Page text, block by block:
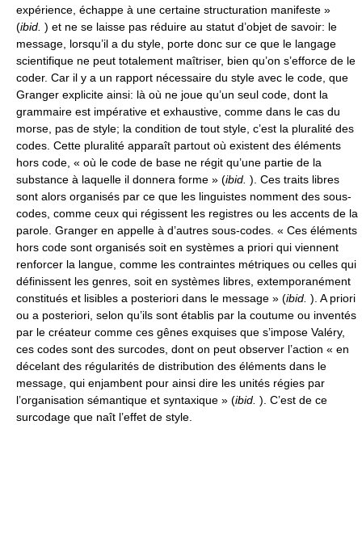
expérience, échappe à une certaine structuration manifeste »
(ibid. ) et ne se laisse pas réduire au statut d’objet de savoir: le
message, lorsqu’il a du style, porte donc sur ce que le langage
scientifique ne peut totalement maîtriser, bien qu’on s’efforce de le
coder. Car il y a un rapport nécessaire du style avec le code, que
Granger explicite ainsi: là où ne joue qu’un seul code, dont la
grammaire est impérative et exhaustive, comme dans le cas du
morse, pas de style; la condition de tout style, c’est la pluralité des
codes. Cette pluralité apparaît partout où existent des éléments
hors code, « où le code de base ne régit qu’une partie de la
substance à laquelle il donnera forme » (ibid. ). Ces traits libres
sont alors organisés par ce que les linguistes nomment des sous-
codes, comme ceux qui régissent les registres ou les accents de la
parole. Granger en appelle à d’autres sous-codes. « Ces éléments
hors code sont organisés soit en systèmes a priori qui viennent
renforcer la langue, comme les contraintes métriques ou celles qui
définissent les genres, soit en systèmes libres, extemporanément
constitués et lisibles a posteriori dans le message » (ibid. ). A priori
ou a posteriori, selon qu’ils sont établis par la coutume ou inventés
par le créateur comme ces gênes exquises que s’impose Valéry,
ces codes sont des surcodes, dont on peut observer l’action « en
décelant des régularités de distribution des éléments dans le
message, qui enjambent pour ainsi dire les unités régies par
l’organisation sémantique et syntaxique » (ibid. ). C’est de ce
surcodage que naît l’effet de style.